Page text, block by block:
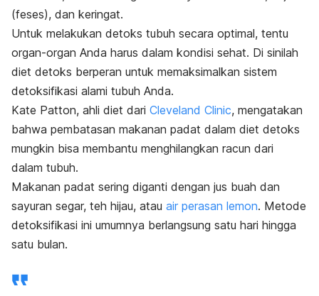
(feses), dan keringat.
Untuk melakukan detoks tubuh secara optimal, tentu
organ-organ Anda harus dalam kondisi sehat. Di sinilah
diet detoks berperan untuk memaksimalkan sistem
detoksifikasi alami tubuh Anda.
Kate Patton, ahli diet dari Cleveland Clinic, mengatakan
bahwa pembatasan makanan padat dalam diet detoks
mungkin bisa membantu menghilangkan racun dari
dalam tubuh.
Makanan padat sering diganti dengan jus buah dan
sayuran segar, teh hijau, atau air perasan lemon. Metode
detoksifikasi ini umumnya berlangsung satu hari hingga
satu bulan.